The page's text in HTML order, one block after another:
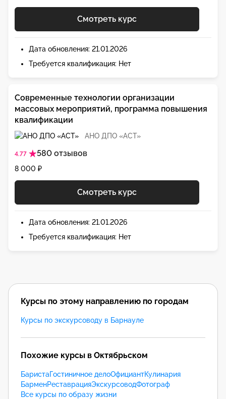
Смотреть курс
Дата обновления: 21.01.2026
Требуется квалификация: Нет
АНО ДПО «АСТ»
4.77 580 отзывов
Современные технологии организации
массовых мероприятий, программа повышения
квалификации
8 000 ₽
Смотреть курс
Дата обновления: 21.01.2026
Требуется квалификация: Нет
Курсы по этому направлению по городам
Курсы по экскурсоводу в Барнауле
Похожие курсы в Октябрьском
БаристаГостиничное делоОфициантКулинария
БарменРеставрацияЭкскурсоводФотограф
Все курсы по образу жизни